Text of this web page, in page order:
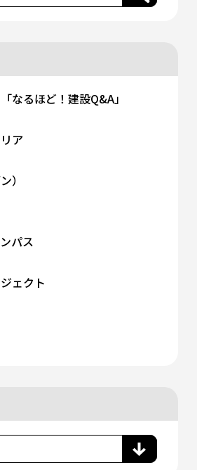
なるほど！建設Q&A」
ア
）
パス
ェクト